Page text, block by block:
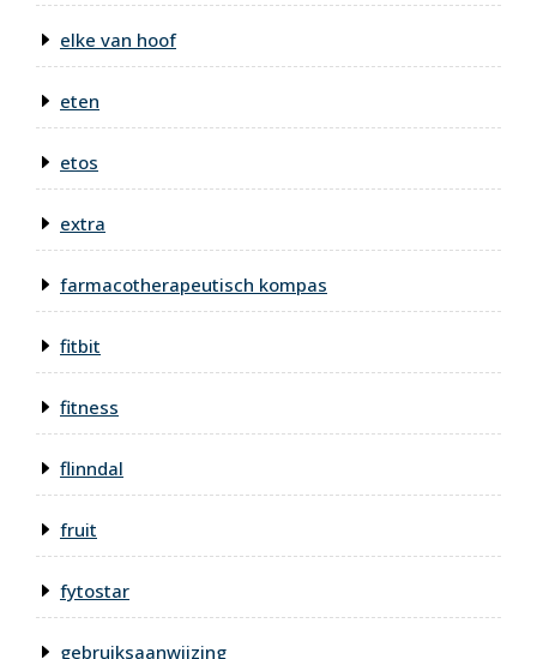
elke van hoof
eten
etos
extra
farmacotherapeutisch kompas
fitbit
fitness
flinndal
fruit
fytostar
gebruiksaanwijzing